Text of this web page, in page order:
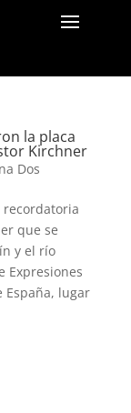
la placa
Kirchner
Dos
recordatoria
que se
y el río
Expresiones
España, lugar